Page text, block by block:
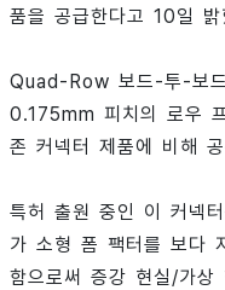
품을 공급한다고 10일 밝
Quad-Row 보드-투-보
0.175mm 피치의 로우
존 커넥터 제품에 비해
특허 출원 중인 이 커넥
가 소형 폼 팩터를 보다
함으로써 증강 현실/가